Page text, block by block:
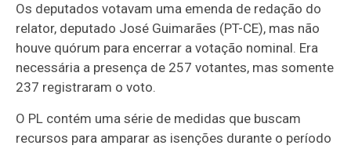
Os deputados votavam uma emenda de redação do
relator, deputado José Guimarães (PT-CE), mas não
houve quórum para encerrar a votação nominal. Era
necessária a presença de 257 votantes, mas somente
237 registraram o voto.
O PL contém uma série de medidas que buscam
recursos para amparar as isenções durante o período